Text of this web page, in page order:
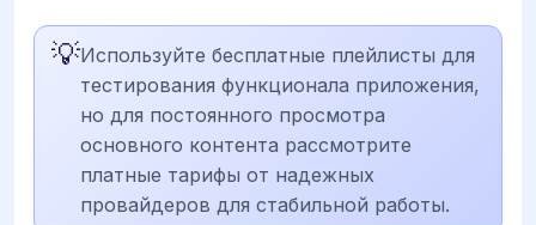
💡Используйте бесплатные плейлисты для
тестирования функционала приложения,
но для постоянного просмотра
основного контента рассмотрите
платные тарифы от надежных
провайдеров для стабильной работы.